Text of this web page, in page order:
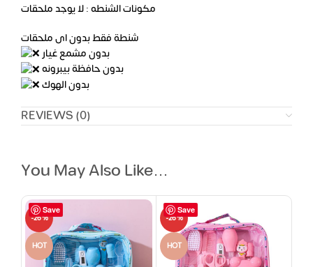
مكونات الشنطه : لا يوجد ملحقات
شنطة فقط بدون اى ملحقات
بدون مشمع غيار
بدون حافظة بيبرونه
بدون الهوك
REVIEWS (0)
You May Also Like…
Save
-26%
HOT
Save
-26%
HOT